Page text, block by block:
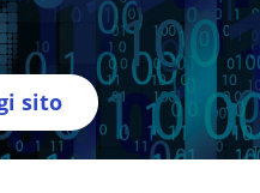
sito